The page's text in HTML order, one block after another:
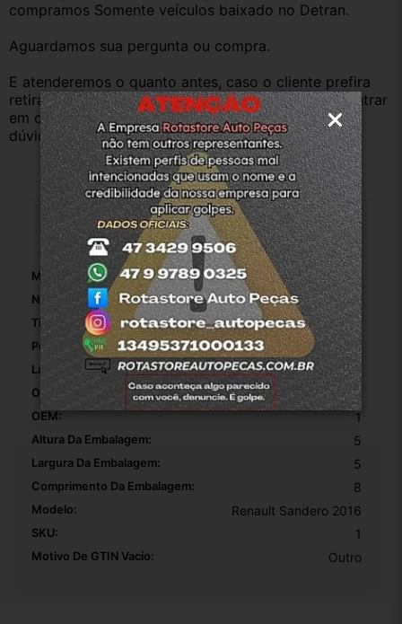
compramos Somente veículos baixado no Detran.
Aguardamos sua pergunta ou compra.
E atenderemos o quanto antes, caso o cliente prefira
retirar na nossa loja física também aceitamos, só entrar
em contato com a equipe Rotasul e tiramos suas
dúvidas.
Especificações
Marca: Renault
Número De Peça: 1
Tipo De Veículo: Carro/Caminhonete
Posição: Traseiro
Lado: Esquerdo
Origem: Original
OEM: 1
Altura Da Embalagem: 5
Largura Da Embalagem: 5
Comprimento Da Embalagem: 8
Modelo: Renault Sandero 2016
SKU: 1
Motivo De GTIN Vacío: Outro